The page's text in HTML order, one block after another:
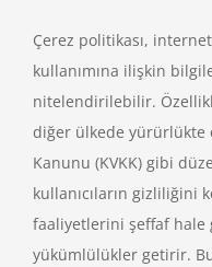
Çerez politikası,
kullanımına ilişkin
nitelendirilebilir.
diğer ülkede yürürlükte
Kanunu (KVKK) gibi
kullanıcıların gizliliğini
faaliyetlerini şeffaf hale
yükümlülükler getirir.